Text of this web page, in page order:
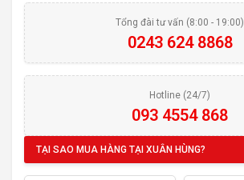
Tổng đài tư vấn (8:00 - 19:00)
0243 624 8868
Hotline (24/7)
093 4554 868
TẠI SAO MUA HÀNG TẠI XUÂN HÙNG?